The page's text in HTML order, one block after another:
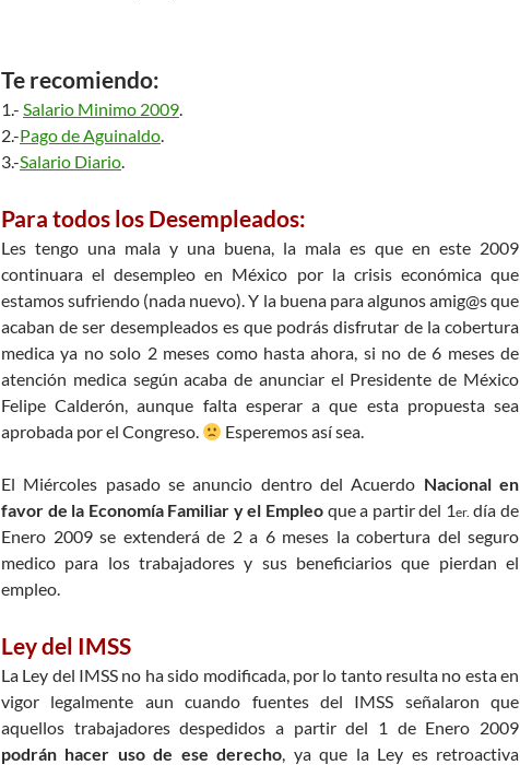
Te recomiendo:
1.- Salario Minimo 2009.
2.-Pago de Aguinaldo.
3.-Salario Diario.
Para todos los Desempleados:
Les tengo una mala y una buena, la mala es que en este 2009
continuara el desempleo en México por la crisis económica que
estamos sufriendo (nada nuevo). Y la buena para algunos amig@s que
acaban de ser desempleados es que podrás disfrutar de la cobertura
medica ya no solo 2 meses como hasta ahora, si no de 6 meses de
atención medica según acaba de anunciar el Presidente de México
Felipe Calderón, aunque falta esperar a que esta propuesta sea
aprobada por el Congreso.
Esperemos así sea.
El Miércoles pasado se anuncio dentro del Acuerdo Nacional en
favor de la Economía Familiar y el Empleo que a partir del 1er. día de
Enero 2009 se extenderá de 2 a 6 meses la cobertura del seguro
medico para los trabajadores y sus beneficiarios que pierdan el
empleo.
Ley del IMSS
La Ley del IMSS no ha sido modificada, por lo tanto resulta no esta en
vigor legalmente aun cuando fuentes del IMSS señalaron que
aquellos trabajadores despedidos a partir del 1 de Enero 2009
podrán hacer uso de ese derecho, ya que la Ley es retroactiva